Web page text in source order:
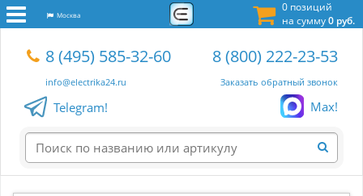
0 позиций
на сумму0 руб.
Москва
8 (495) 585-32-60
info@electrika24.ru
8 (800) 222-23-53
Заказать обратный звонок
Telegram! Max!